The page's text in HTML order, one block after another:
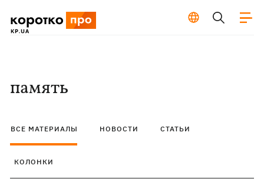
память
ВСЕ МАТЕРИАЛЫ НОВОСТИ СТАТЬИ
КОЛОНКИ